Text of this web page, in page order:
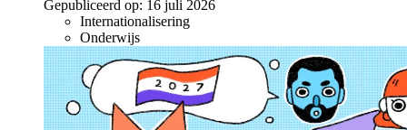
Gepubliceerd op: 16 juli 2026
Internationalisering
Onderwijs